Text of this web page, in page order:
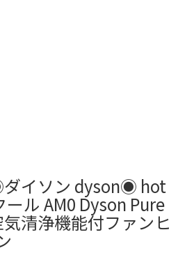
イソン dyson◉ hot
ル AM0 Dyson Pure
清浄機能付ファンヒ